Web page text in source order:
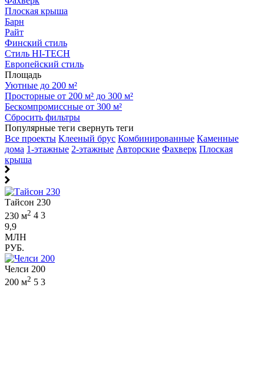
Плоская крыша
Барн
Райт
Финский стиль
Стиль HI-TECH
Европейский стиль
Площадь
Уютные до 200 м²
Просторные от 200 м² до 300 м²
Бескомпромиссные от 300 м²
Сбросить фильтры
Популярные теги свернуть теги
Все проекты Клееный брус Комбинированные Каменные
дома 1-этажные 2-этажные Авторские Фахверк Плоская
крыша
Тайсон 230
230 м2 4 3
9,9
МЛН
РУБ.
Челси 200
200 м2 5 3